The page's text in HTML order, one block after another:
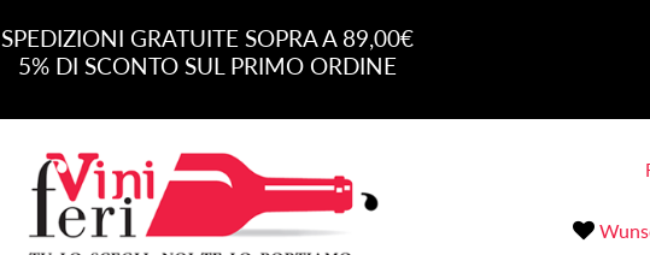
SPEDIZIONI GRATUITE SOPRA A 89,00€
5% DI SCONTO SUL PRIMO ORDINE